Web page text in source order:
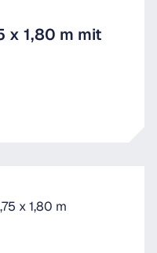
x 1,80 m mit